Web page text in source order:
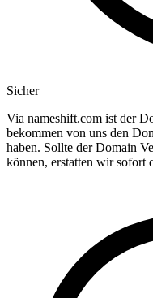
Sicher
Via nameshift.com ist der
bekommen von uns den
haben. Sollte der Domain
können, erstatten wir sofort